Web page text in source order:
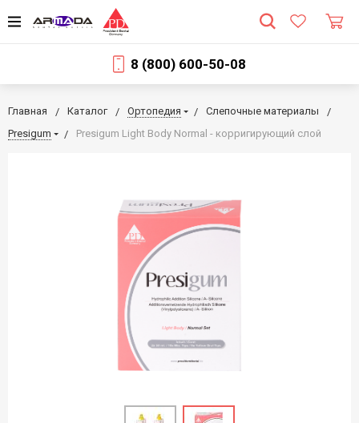
8 (800) 600-50-08
Главная Каталог Ортопедия
Слепочные материалы
Presigum
Presigum Light Body Normal - корригирующий слой